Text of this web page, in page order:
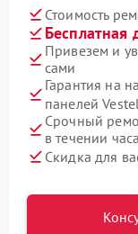
Стоимость
Бесплатная
Привезем и
сами
Гарантия на
панелей
Срочный
в течении часа
Скидка для